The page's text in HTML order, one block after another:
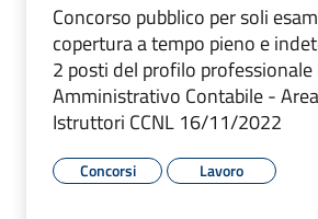
Concorso pubblico per soli
copertura a tempo pieno e
2 posti del profilo
Amministrativo Contabile -
Istruttori CCNL 16/11/2022
Concorsi Lavoro